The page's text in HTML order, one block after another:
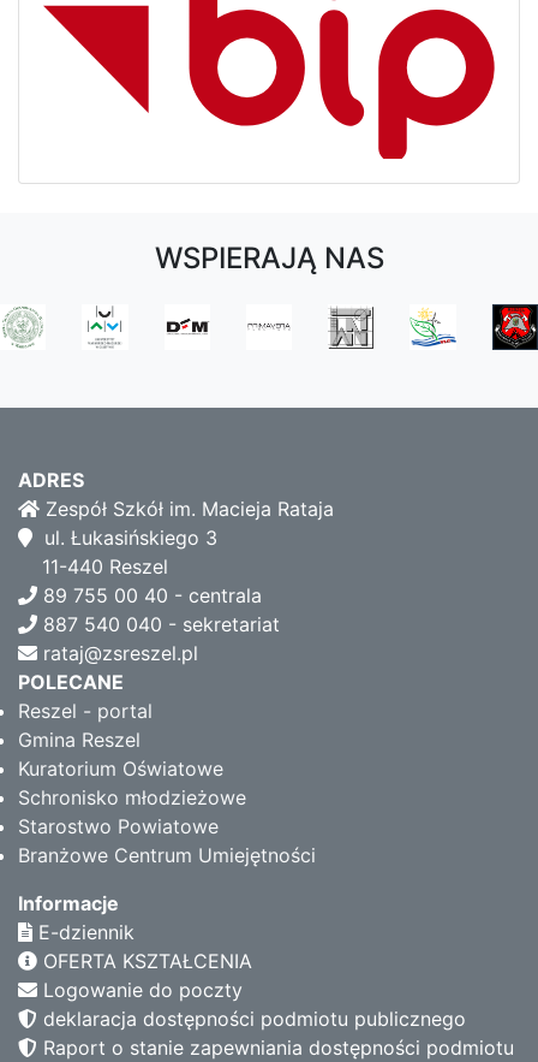
WSPIERAJĄ NAS
ADRES
Zespół Szkół im. Macieja Rataja
ul. Łukasińskiego 3
11-440 Reszel
89 755 00 40 - centrala
887 540 040 - sekretariat
rataj@zsreszel.pl
POLECANE
Reszel - portal
Gmina Reszel
Kuratorium Oświatowe
Schronisko młodzieżowe
Starostwo Powiatowe
Branżowe Centrum Umiejętności
Informacje
E-dziennik
OFERTA KSZTAŁCENIA
Logowanie do poczty
deklaracja dostępności podmiotu publicznego
Raport o stanie zapewniania dostępności podmiotu